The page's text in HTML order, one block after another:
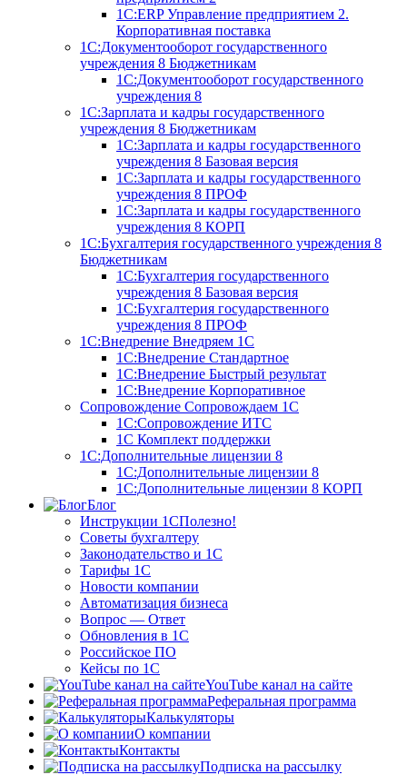
1С:ERP Управление предприятием 2.
Корпоративная поставка
1С:Документооборот государственного
учреждения 8 Бюджетникам
1С:Документооборот государственного
учреждения 8
1С:Зарплата и кадры государственного
учреждения 8 Бюджетникам
1С:Зарплата и кадры государственного
учреждения 8 Базовая версия
1С:Зарплата и кадры государственного
учреждения 8 ПРОФ
1С:Зарплата и кадры государственного
учреждения 8 КОРП
1С:Бухгалтерия государственного учреждения 8
Бюджетникам
1С:Бухгалтерия государственного
учреждения 8 Базовая версия
1С:Бухгалтерия государственного
учреждения 8 ПРОФ
1С:Внедрение Внедряем 1С
1С:Внедрение Стандартное
1С:Внедрение Быстрый результат
1С:Внедрение Корпоративное
Сопровождение Сопровождаем 1С
1С:Сопровождение ИТС
1С Комплект поддержки
1С:Дополнительные лицензии 8
1С:Дополнительные лицензии 8
1С:Дополнительные лицензии 8 КОРП
Блог
Инструкции 1СПолезно!
Советы бухгалтеру
Законодательство и 1С
Тарифы 1С
Новости компании
Автоматизация бизнеса
Вопрос — Ответ
Обновления в 1С
Российское ПО
Кейсы по 1С
YouTube канал на сайте
Реферальная программа
Калькуляторы
О компании
Контакты
Подписка на рассылку